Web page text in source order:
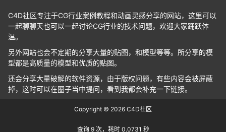
C4D社区专注于CG行业案例教程和动画灵感分享的网站，这里可以
一起聊聊天也可以一起讨论CG行业的技术问题，欢迎大家踊跃体
温。
另外网站也会不定期的分享大量的贴图，和模型等等。所分享的模
型都是高质量的模型和优质的贴图。
还会分享大量破解的软件资源，由于版权问题，有些内容会被屏蔽
掉，这时可以在圈子当中提问，看到我都会补充一下链接。
Copyright © 2026 C4D社区
查询 9 次，耗时 0.0731 秒